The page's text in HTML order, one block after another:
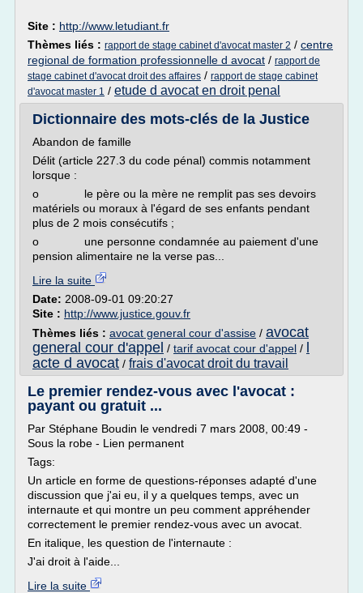
Site : http://www.letudiant.fr
Thèmes liés : rapport de stage cabinet d'avocat master 2 / centre
regional de formation professionnelle d avocat / rapport de
stage cabinet d'avocat droit des affaires / rapport de stage cabinet
d'avocat master 1 / etude d avocat en droit penal
Dictionnaire des mots-clés de la Justice
Abandon de famille
Délit (article 227.3 du code pénal) commis notamment
lorsque :
o le père ou la mère ne remplit pas ses devoirs
matériels ou moraux à l'égard de ses enfants pendant
plus de 2 mois consécutifs ;
o une personne condamnée au paiement d'une
pension alimentaire ne la verse pas...
Lire la suite
Date: 2008-09-01 09:20:27
Site : http://www.justice.gouv.fr
Thèmes liés : avocat general cour d'assise / avocat
general cour d'appel / tarif avocat cour d'appel /
acte d avocat / frais d'avocat droit du travail
Le premier rendez-vous avec l'avocat :
payant ou gratuit ...
Par Stéphane Boudin le vendredi 7 mars 2008, 00:49 -
Sous la robe - Lien permanent
Tags:
Un article en forme de questions-réponses adapté d'une
discussion que j'ai eu, il y a quelques temps, avec un
internaute et qui montre un peu comment appréhender
correctement le premier rendez-vous avec un avocat.
En italique, les question de l'internaute :
J'ai droit à l'aide...
Lire la suite